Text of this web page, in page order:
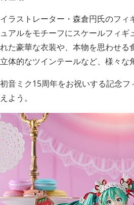
イラストレーター・森倉円氏のフィ
ュアルをモチーフにスケールフィギ
れた豪華な衣装や、本物を思わせる
立体的なツインテールなど、様々な
初音ミク15周年をお祝いする記念フ
えよう。